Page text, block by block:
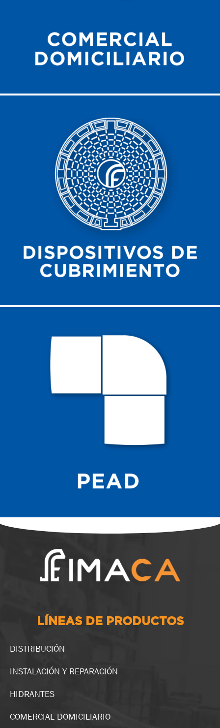
LÍNEAS DE PRODUCTOS
DISTRIBUCIÓN
INSTALACIÓN Y REPARACIÓN
HIDRANTES
COMERCIAL DOMICILIARIO